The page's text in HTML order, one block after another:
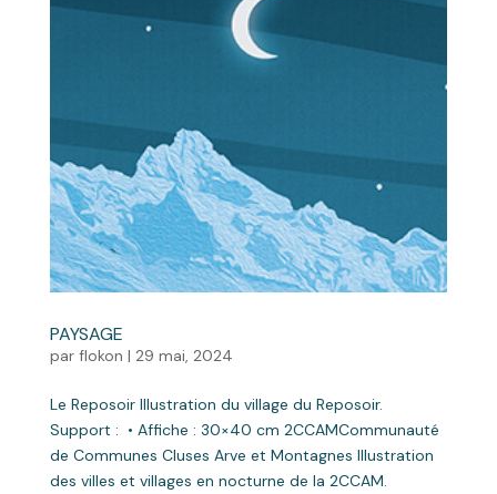
PAYSAGE
par flokon | 29 mai, 2024
Le Reposoir Illustration du village du Reposoir.
Support : • Affiche : 30×40 cm 2CCAMCommunauté
de Communes Cluses Arve et Montagnes Illustration
des villes et villages en nocturne de la 2CCAM.